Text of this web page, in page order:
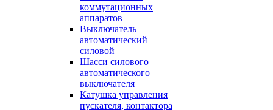
коммутационных
аппаратов
Выключатель
автоматический
силовой
Шасси силового
автоматического
выключателя
Катушка управления
пускателя, контактора